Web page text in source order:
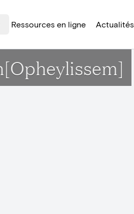
Ressources en ligne Actualités